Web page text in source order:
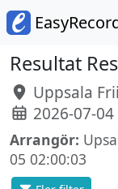
Resultat
Uppsala
2026-07-04
Arrangör:
05 02:00:03